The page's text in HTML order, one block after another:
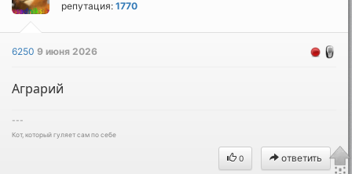
репутация:1770
62509 июня 2026
Аграрий
---
Кот, который гуляет сам по себе
0 ответить